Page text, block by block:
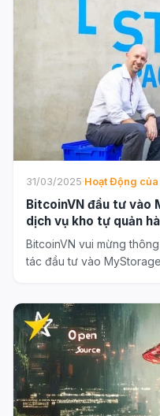
31/03/2025·Hoạt Động
BitcoinVN đầu tư vào
dịch vụ kho tự quản
BitcoinVN vui mừng
tác đầu tư vào